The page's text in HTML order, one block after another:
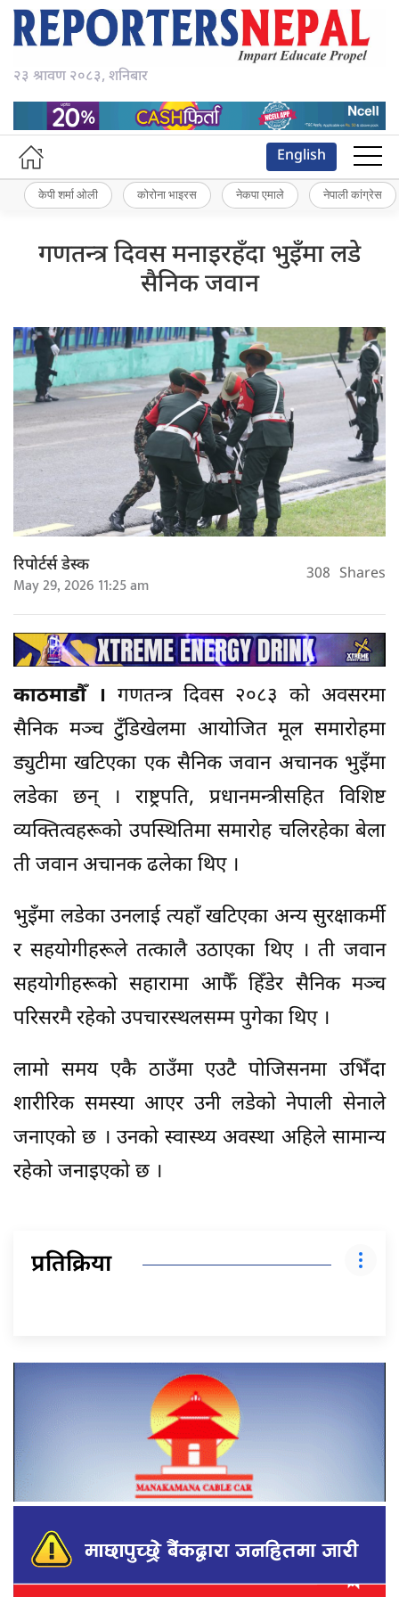
२३ श्रावण २०८३, शनिबार
English
केपी शर्मा ओली कोरोना भाइरस नेकपा एमाले नेपाली कांग्रेस
गणतन्त्र दिवस मनाइरहँदा भुइँमा लडे
सैनिक जवान
रिपोर्टर्स डेस्क
May 29, 2026 11:25 am 308 Shares
काठमाडौँ । गणतन्त्र दिवस २०८३ को अवसरमा
सैनिक मञ्च टुँडिखेलमा आयोजित मूल समारोहमा
ड्युटीमा खटिएका एक सैनिक जवान अचानक भुइँमा
लडेका छन् । राष्ट्रपति, प्रधानमन्त्रीसहित विशिष्ट
व्यक्तित्वहरूको उपस्थितिमा समारोह चलिरहेका बेला
ती जवान अचानक ढलेका थिए ।
भुइँमा लडेका उनलाई त्यहाँ खटिएका अन्य सुरक्षाकर्मी
र सहयोगीहरूले तत्कालै उठाएका थिए । ती जवान
सहयोगीहरूको सहारामा आफैँ हिँडेर सैनिक मञ्च
परिसरमै रहेको उपचारस्थलसम्म पुगेका थिए ।
लामो समय एकै ठाउँमा एउटै पोजिसनमा उभिँदा
शारीरिक समस्या आएर उनी लडेको नेपाली सेनाले
जनाएको छ । उनको स्वास्थ्य अवस्था अहिले सामान्य
रहेको जनाइएको छ ।
प्रतिक्रिया